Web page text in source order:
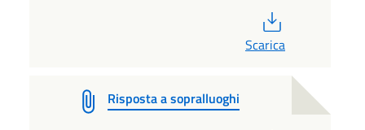
Scarica
Risposta a sopralluoghi